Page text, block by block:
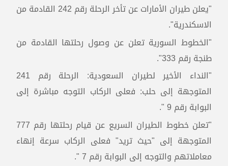
"يعلن طيران الأمارات عن تأخر الرحلة رقم 242 القادمة من
الاسكندرية".
"الخطوط السورية تعلن عن وصول رحلتها القادمة من
طنجة رقم 333".
"النداء الأخير لطيران السعودية: الرحلة رقم 241
المتوجهة إلى حلب: فعلى الركاب التوجه مباشرة إلى
البوابة رقم 9 ".
"تعلن خطوط الطيران السريع عن قيام رحلتها رقم 777
المتوجهة إلى "حيث تريد" فعلى الركاب سرعة إنهاء
معاملاتهم والتوجه إلى البوابة رقم 7 ".